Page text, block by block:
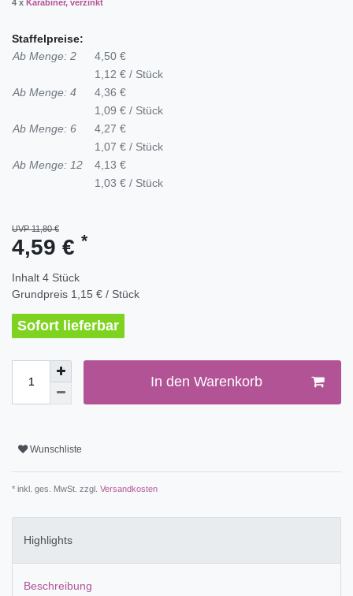
4 x Karabiner, verzinkt
Staffelpreise:
Ab Menge: 2
4,50 €
1,12 € / Stück
Ab Menge: 4
4,36 €
1,09 € / Stück
Ab Menge: 6
4,27 €
1,07 € / Stück
Ab Menge: 12
4,13 €
1,03 € / Stück
UVP 11,80 €
4,59 € *
Inhalt 4 Stück
Grundpreis 1,15 € / Stück
Sofort lieferbar
In den Warenkorb
Wunschliste
* inkl. ges. MwSt. zzgl. Versandkosten
Highlights
Beschreibung